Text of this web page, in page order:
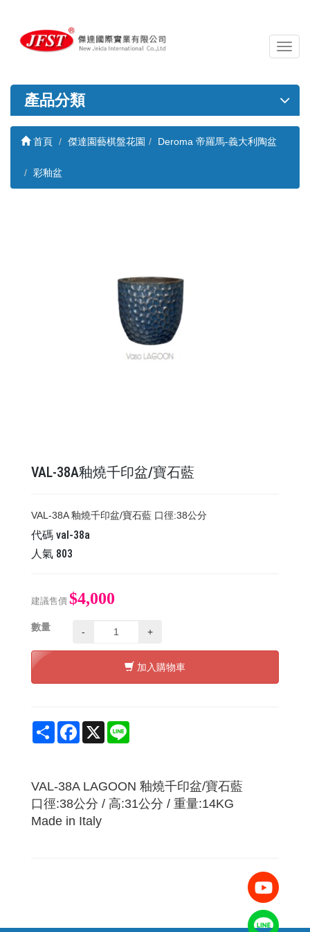
導
覽
關
產品分類
首頁 傑達園藝棋盤花園 Deroma 帝羅馬-義大利陶盆
彩釉盆
VAL-38A釉燒千印盆/寶石藍
VAL-38A 釉燒千印盆/寶石藍 口徑:38公分
代碼 val-38a
人氣 803
建議售價 $4,000
數量 - +
加入購物車
Share Facebook
X
VAL-38A LAGOON 釉燒千印盆/寶石藍
口徑:38公分 / 高:31公分 / 重量:14KG
Made in Italy